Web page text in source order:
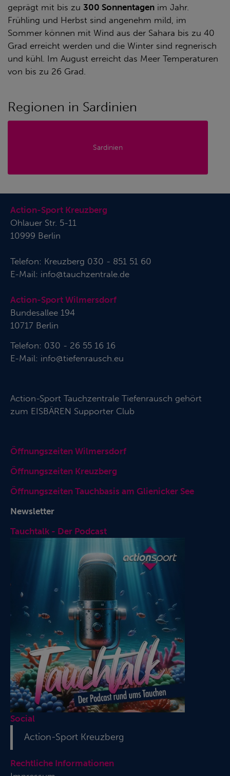
geprägt mit bis zu 300 Sonnentagen im Jahr.
Frühling und Herbst sind angenehm mild, im
Sommer können mit Wind aus der Sahara bis zu 40
Grad erreicht werden und die Winter sind regnerisch
und kühl. Im August erreicht das Meer Temperaturen
von bis zu 26 Grad.
Regionen in Sardinien
Sardinien
Action-Sport Kreuzberg
Ohlauer Str. 5-11
10999 Berlin
Telefon: Kreuzberg 030 - 851 51 60
E-Mail: info@tauchzentrale.de
Action-Sport Wilmersdorf
Bundesallee 194
10717 Berlin
Telefon: 030 - 26 55 16 16
E-Mail: info@tiefenrausch.eu
Action-Sport Tauchzentrale Tiefenrausch gehört
zum EISBÄREN Supporter Club
Öffnungszeiten Wilmersdorf
Öffnungszeiten Kreuzberg
Öffnungszeiten Tauchbasis am Glienicker See
Newsletter
Tauchtalk - Der Podcast
Social
Action-Sport Kreuzberg
Rechtliche Informationen